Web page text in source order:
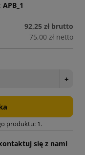
APB_1
92,25 zł brutto
75,00 zł netto
+
produktu: 1.
się z nami